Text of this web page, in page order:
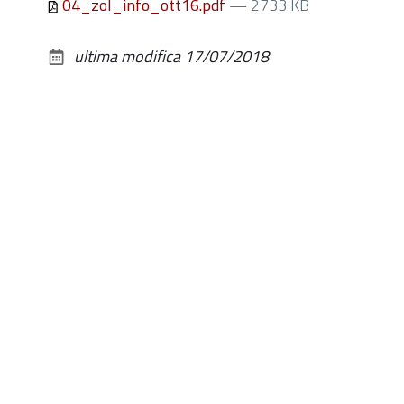
04_zol_info_ott16.pdf — 2733 KB
ultima modifica 17/07/2018